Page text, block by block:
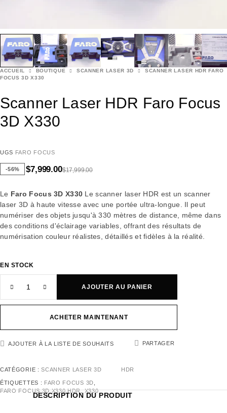
ACCUEIL BOUTIQUE SCANNER LASER 3D
SCANNER LASER HDR FARO
FOCUS 3D X330
Scanner Laser HDR Faro Focus
3D X330
UGS FARO FOCUS
-56% $17,999.00
$7,999.00
Le Faro Focus 3D X330 Le scanner laser HDR est un scanner
laser 3D à haute vitesse avec une portée ultra-longue. Il peut
numériser des objets jusqu'à 330 mètres de distance, même dans
des conditions d'éclairage variables, offrant des résultats de
numérisation couleur réalistes, détaillés et fidèles à la réalité.
EN STOCK
AJOUTER AU PANIER
ACHETER MAINTENANT
AJOUTER À LA LISTE DE SOUHAITS PARTAGER
CATÉGORIE :SCANNER LASER 3D
ÉTIQUETTES : FARO FOCUS 3D
FARO FOCUS 3D X330 HDR,X330
HDR
DESCRIPTION DU PRODUIT